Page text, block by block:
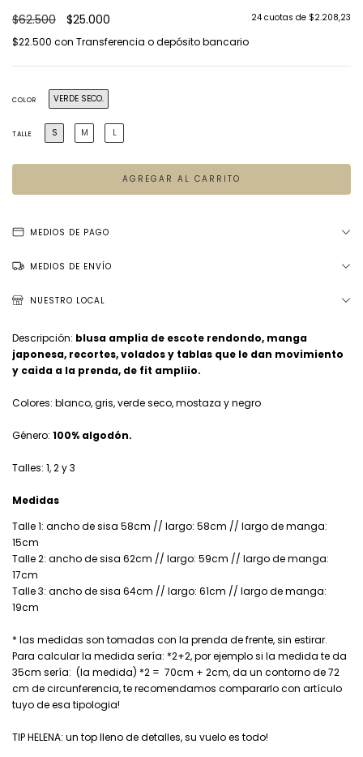
$62.500 $25.000 24 cuotas de $2.208,23
$22.500 con Transferencia o depósito bancario
COLOR VERDE SECO.
TALLE S M L
MEDIOS DE PAGO
MEDIOS DE ENVÍO
NUESTRO LOCAL
Descripción: blusa amplia de escote rendondo, manga
japonesa, recortes, volados y tablas que le dan movimiento
y caida a la prenda, de fit ampliio.
Colores: blanco, gris, verde seco, mostaza y negro
Género: 100% algodón.
Talles: 1, 2 y 3
Medidas
Talle 1: ancho de sisa 58cm // largo: 58cm // largo de manga:
15cm
Talle 2: ancho de sisa 62cm // largo: 59cm // largo de manga:
17cm
Talle 3: ancho de sisa 64cm // largo: 61cm // largo de manga:
19cm
* las medidas son tomadas con la prenda de frente, sin estirar.
Para calcular la medida sería: *2+2, por ejemplo si la medida te da
35cm sería: (la medida) *2 = 70cm + 2cm, da un contorno de 72
cm de circunferencia, te recomendamos compararlo con artículo
tuyo de esa tipologia!
TIP HELENA: un top lleno de detalles, su vuelo es todo!